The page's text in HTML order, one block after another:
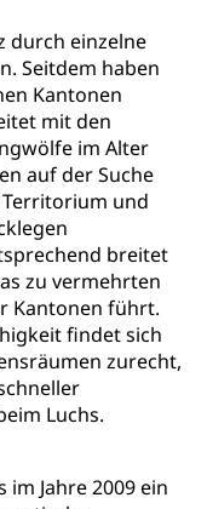
durch einzelne
Seitdem haben
Kantonen
mit den
im Alter
auf der Suche
und
breitet
zu vermehrten
Kantonen führt.
findet sich
zurecht,
Luchs.
Jahre 2009 ein